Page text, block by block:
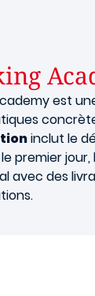
est
inclut le
premier
avec des